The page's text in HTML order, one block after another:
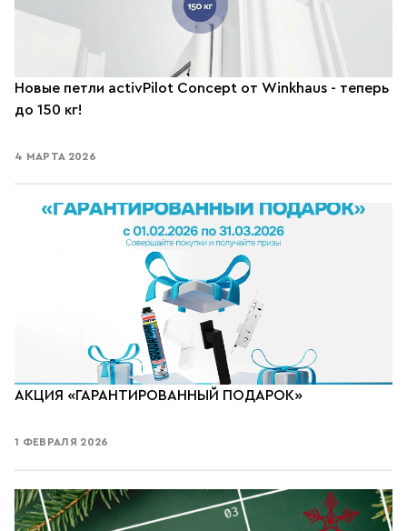
Новые петли activPilot Concept от Winkhaus - теперь
до 150 кг!
4 МАРТА 2026
АКЦИЯ «ГАРАНТИРОВАННЫЙ ПОДАРОК»
1 ФЕВРАЛЯ 2026